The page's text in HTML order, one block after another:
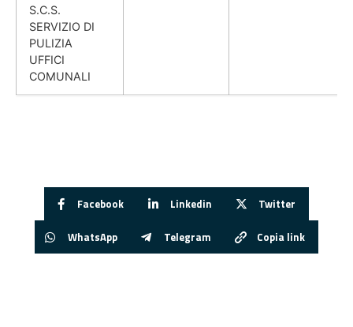
S.C.S.
SERVIZIO DI
PULIZIA
UFFICI
COMUNALI
Facebook Linkedin Twitter
WhatsApp Telegram Copia link